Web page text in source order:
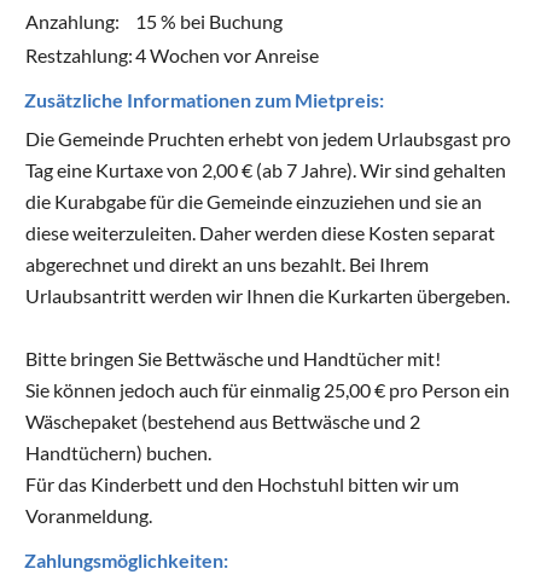
Anzahlung:
15 % bei Buchung
Restzahlung:4 Wochen vor Anreise
Zusätzliche Informationen zum Mietpreis:
Die Gemeinde Pruchten erhebt von jedem Urlaubsgast pro
Tag eine Kurtaxe von 2,00 € (ab 7 Jahre). Wir sind gehalten
die Kurabgabe für die Gemeinde einzuziehen und sie an
diese weiterzuleiten. Daher werden diese Kosten separat
abgerechnet und direkt an uns bezahlt. Bei Ihrem
Urlaubsantritt werden wir Ihnen die Kurkarten übergeben.
Bitte bringen Sie Bettwäsche und Handtücher mit!
Sie können jedoch auch für einmalig 25,00 € pro Person ein
Wäschepaket (bestehend aus Bettwäsche und 2
Handtüchern) buchen.
Für das Kinderbett und den Hochstuhl bitten wir um
Voranmeldung.
Zahlungsmöglichkeiten: